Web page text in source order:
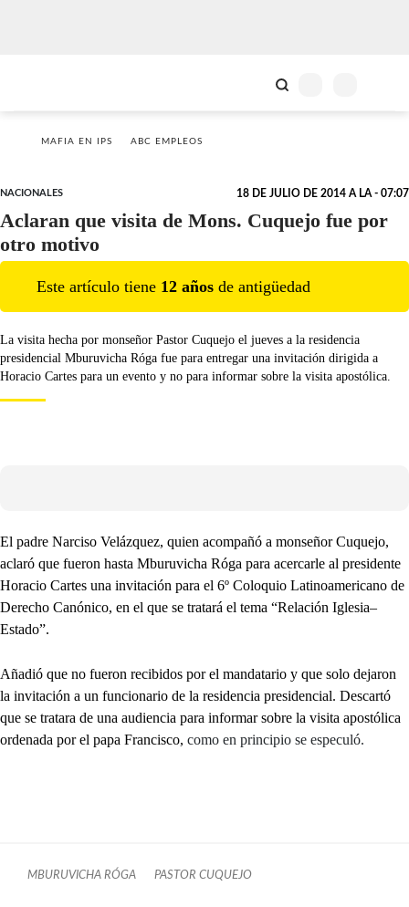
MAFIA EN IPS ABC EMPLEOS
NACIONALES 18 DE JULIO DE 2014 A LA - 07:07
Aclaran que visita de Mons. Cuquejo fue por
otro motivo
Este artículo tiene 12 años de antigüedad
La visita hecha por monseñor Pastor Cuquejo el jueves a la residencia
presidencial Mburuvicha Róga fue para entregar una invitación dirigida a
Horacio Cartes para un evento y no para informar sobre la visita apostólica.
El padre Narciso Velázquez, quien acompañó a monseñor Cuquejo,
aclaró que fueron hasta Mburuvicha Róga para acercarle al presidente
Horacio Cartes una invitación para el 6º Coloquio Latinoamericano de
Derecho Canónico, en el que se tratará el tema “Relación Iglesia–
Estado”.
Añadió que no fueron recibidos por el mandatario y que solo dejaron
la invitación a un funcionario de la residencia presidencial. Descartó
que se tratara de una audiencia para informar sobre la visita apostólica
ordenada por el papa Francisco, como en principio se especuló.
MBURUVICHA RÓGA PASTOR CUQUEJO